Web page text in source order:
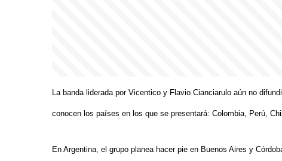
La banda liderada por Vicentico y Flavio Cianciarulo aún no
conocen los países en los que se presentará: Colombia, Perú,
En Argentina, el grupo planea hacer pie en Buenos Aires y